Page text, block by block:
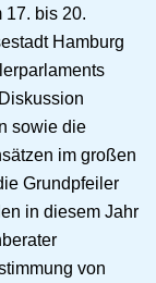
17. bis 20.
Hamburg
sowie die
im großen
Grundpfeiler
in diesem Jahr
von